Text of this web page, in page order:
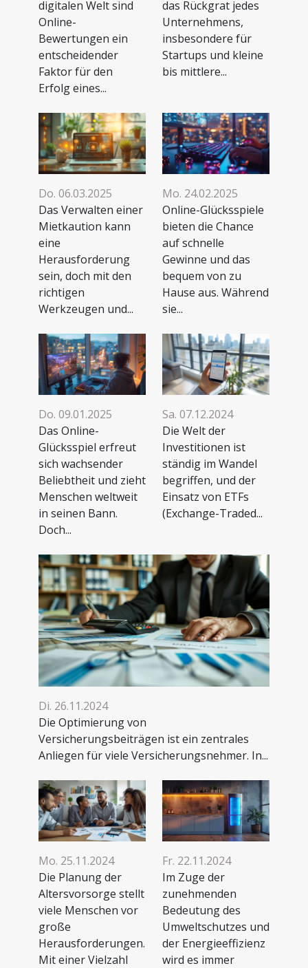
digitalen Welt sind
Online-
Bewertungen ein
entscheidender
Faktor für den
Erfolg eines...
das Rückgrat jedes
Unternehmens,
insbesondere für
Startups und kleine
bis mittlere...
Do. 06.03.2025
Das Verwalten einer
Mietkaution kann
eine
Herausforderung
sein, doch mit den
richtigen
Werkzeugen und...
Mo. 24.02.2025
Online-Glücksspiele
bieten die Chance
auf schnelle
Gewinne und das
bequem von zu
Hause aus. Während
sie...
Do. 09.01.2025
Das Online-
Glücksspiel erfreut
sich wachsender
Beliebtheit und zieht
Menschen weltweit
in seinen Bann.
Doch...
Sa. 07.12.2024
Die Welt der
Investitionen ist
ständig im Wandel
begriffen, und der
Einsatz von ETFs
(Exchange-Traded...
Di. 26.11.2024
Die Optimierung von
Versicherungsbeiträgen ist ein zentrales
Anliegen für viele Versicherungsnehmer. In...
Mo. 25.11.2024
Die Planung der
Altersvorsorge stellt
viele Menschen vor
große
Herausforderungen.
Mit einer Vielzahl
Fr. 22.11.2024
Im Zuge der
zunehmenden
Bedeutung des
Umweltschutzes und
der Energieeffizienz
wird es immer